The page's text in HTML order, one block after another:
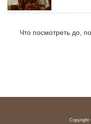
Что посмотреть до,
Copyright